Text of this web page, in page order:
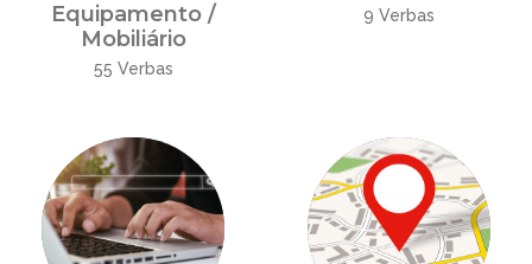
Equipamento /
Mobiliário
55 Verbas
9 Verbas